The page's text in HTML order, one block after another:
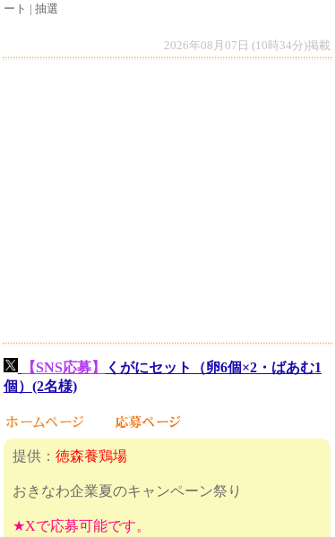
ート | 抽選
2026年08月07日 (10時34分)掲載
【SNS応募】
くがにセット（卵6個×2・ばあむ1
個）(2名様)
提供： 徳森養鶏場
おきなわ企業夏のキャンペーン祭り
★Xで応募可能です。